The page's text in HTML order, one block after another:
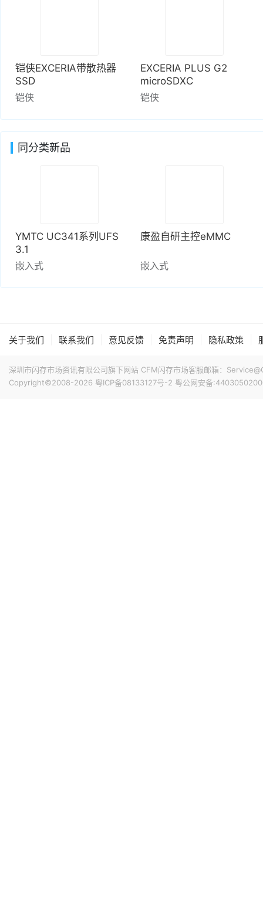
铠侠EXCERIA带散热器
SSD
铠侠
EXCERIA PLUS G2
microSDXC
铠侠
同分类新品
YMTC UC341系列UFS
3.1
嵌入式
康盈自研主控eMMC
嵌入式
关于我们 联系我们 意见反馈 免责声明 隐私政策
深圳市闪存市场资讯有限公司旗下网站 CFM闪存市场客服邮箱：
Copyright©2008-2026 粤ICP备08133127号-2 粤公网安备